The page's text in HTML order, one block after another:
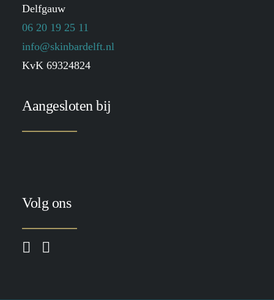
Delfgauw
06 20 19 25 11
info@skinbardelft.nl
KvK 69324824
Aangesloten bij
Volg ons